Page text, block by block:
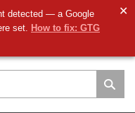
detected — a Google
set. How to fix: GTG
✕